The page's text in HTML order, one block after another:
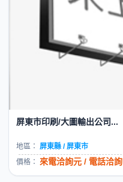
屏東市印刷/大圖輸出公司...
地區：
屏東縣 / 屏東市
價格： 來電洽詢元 / 電話洽詢